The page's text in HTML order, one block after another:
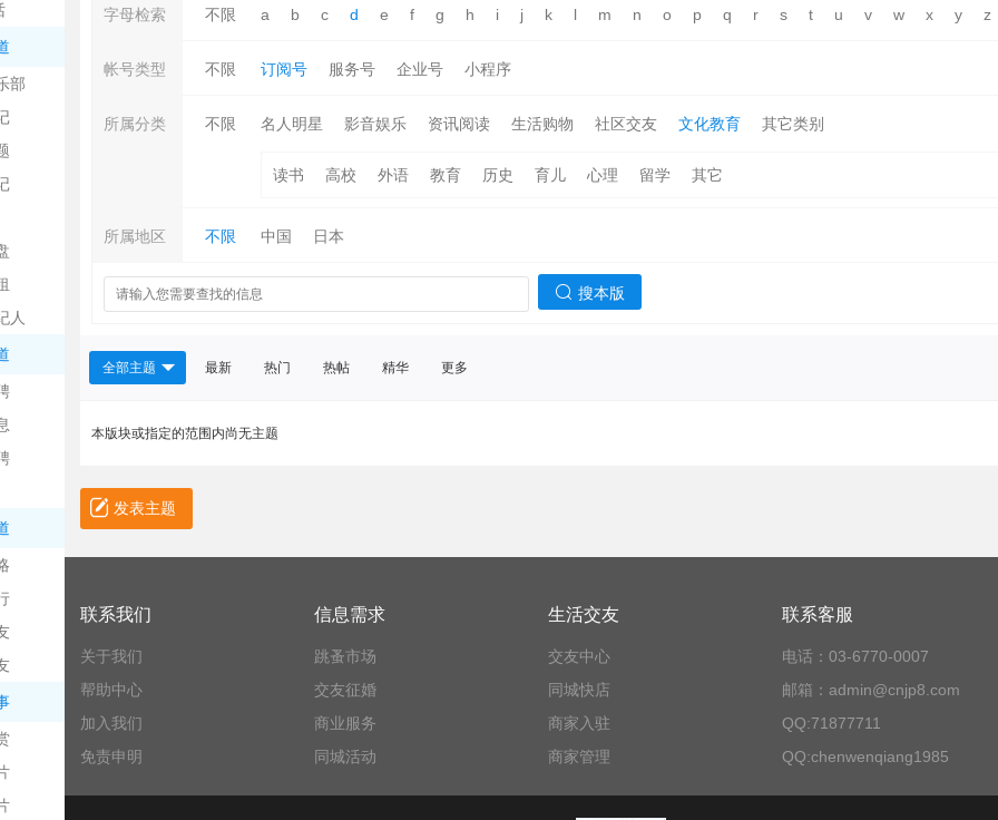
部
人
字母检索 不限 a b c d e f g h i j k l m n o p q r s t u v w x y z
帐号类型 不限 订阅号 服务号 企业号 小程序
所属分类 不限 名人明星 影音娱乐 资讯阅读 生活购物 社区交友 文化教育 其它类别
读书 高校 外语 教育 历史 育儿 心理 留学 其它
所属地区 不限 中国 日本
搜本版
全部主题 最新 热门 热帖 精华 更多
本版块或指定的范围内尚无主题
发表主题
联系我们
关于我们
帮助中心
加入我们
免责申明
信息需求
跳蚤市场
交友征婚
商业服务
同城活动
生活交友
交友中心
同城快店
商家入驻
商家管理
联系客服
电话：03-6770-0007
邮箱：admin@cnjp8.com
QQ:71877711
QQ:chenwenqiang1985